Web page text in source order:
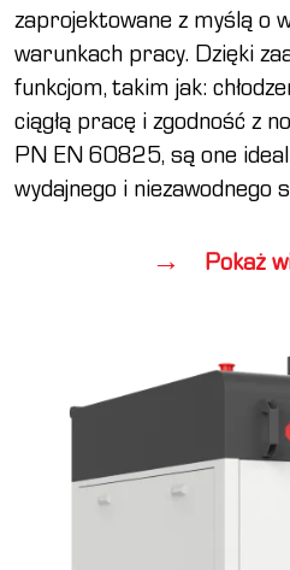
zaprojektowane z myślą o
warunkach pracy. Dzięki
funkcjom, takim jak:
ciągłą pracę i zgodność z
PN EN 60825, są one
wydajnego i niezawodnego
Pokaż